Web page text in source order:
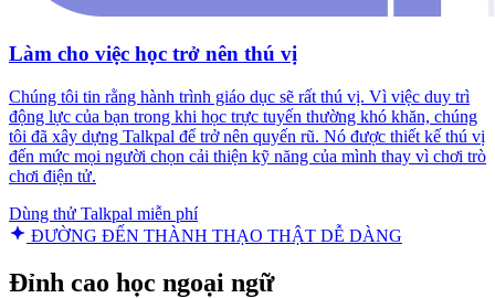
Làm cho việc học trở nên thú vị
Chúng tôi tin rằng hành trình giáo dục sẽ rất thú vị. Vì việc duy trì
động lực của bạn trong khi học trực tuyến thường khó khăn, chúng
tôi đã xây dựng Talkpal để trở nên quyến rũ. Nó được thiết kế thú vị
đến mức mọi người chọn cải thiện kỹ năng của mình thay vì chơi trò
chơi điện tử.
Dùng thử Talkpal miễn phí
ĐƯỜNG ĐẾN THÀNH THẠO THẬT DỄ DÀNG
Đỉnh cao học ngoại ngữ